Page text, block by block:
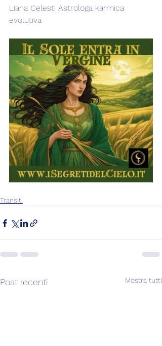
Liana Celesti Astrologa karmica
evolutiva
Transiti
Post recenti Mostra tutti